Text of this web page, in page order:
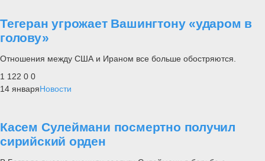
Тегеран угрожает Вашингтону «ударом в
голову»
Отношения между США и Ираном все больше обостряются.
1 122 0 0
14 январяНовости
Касем Сулеймани посмертно получил
сирийский орден